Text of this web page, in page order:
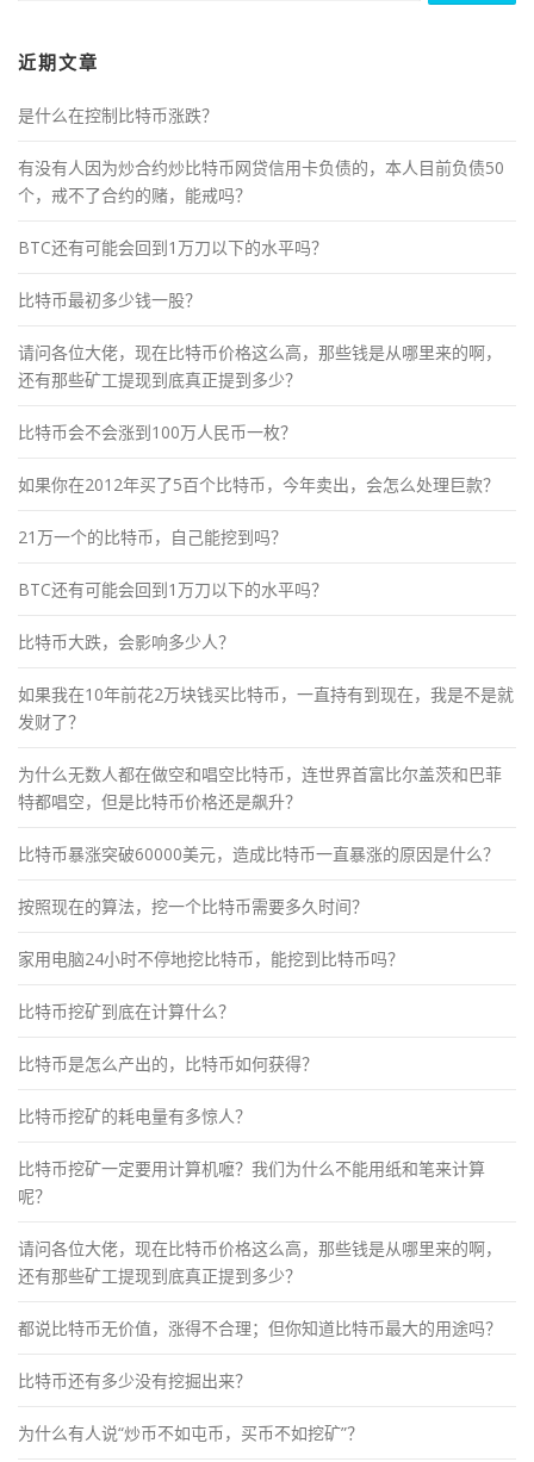
近期文章
是什么在控制比特币涨跌？
有没有人因为炒合约炒比特币网贷信用卡负债的，本人目前负债50
个，戒不了合约的赌，能戒吗？
BTC还有可能会回到1万刀以下的水平吗？
比特币最初多少钱一股？
请问各位大佬，现在比特币价格这么高，那些钱是从哪里来的啊，
还有那些矿工提现到底真正提到多少？
比特币会不会涨到100万人民币一枚？
如果你在2012年买了5百个比特币，今年卖出，会怎么处理巨款？
21万一个的比特币，自己能挖到吗？
BTC还有可能会回到1万刀以下的水平吗？
比特币大跌，会影响多少人？
如果我在10年前花2万块钱买比特币，一直持有到现在，我是不是就
发财了？
为什么无数人都在做空和唱空比特币，连世界首富比尔盖茨和巴菲
特都唱空，但是比特币价格还是飙升？
比特币暴涨突破60000美元，造成比特币一直暴涨的原因是什么？
按照现在的算法，挖一个比特币需要多久时间？
家用电脑24小时不停地挖比特币，能挖到比特币吗？
比特币挖矿到底在计算什么？
比特币是怎么产出的，比特币如何获得？
比特币挖矿的耗电量有多惊人？
比特币挖矿一定要用计算机嚒？我们为什么不能用纸和笔来计算
呢？
请问各位大佬，现在比特币价格这么高，那些钱是从哪里来的啊，
还有那些矿工提现到底真正提到多少？
都说比特币无价值，涨得不合理；但你知道比特币最大的用途吗？
比特币还有多少没有挖掘出来？
为什么有人说“炒币不如屯币，买币不如挖矿”？